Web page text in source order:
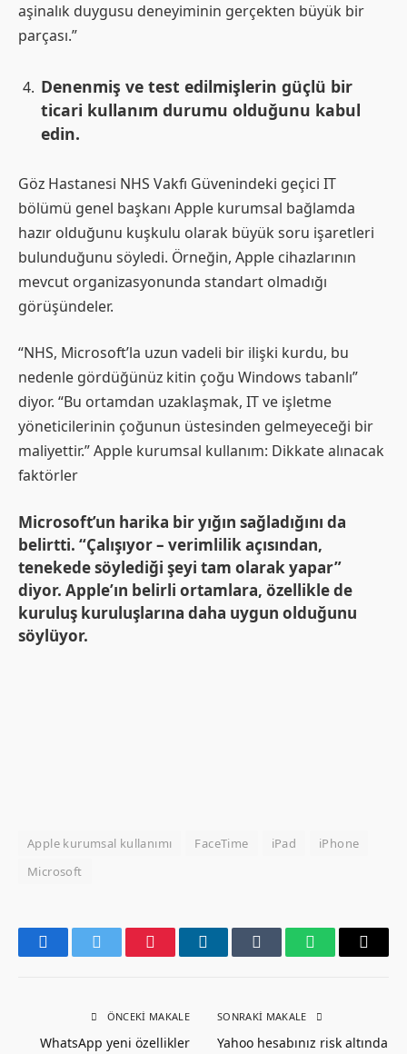
aşinalık duygusu deneyiminin gerçekten büyük bir
parçası.”
Denenmiş ve test edilmişlerin güçlü bir
ticari kullanım durumu olduğunu kabul
edin.
Göz Hastanesi NHS Vakfı Güvenindeki geçici IT
bölümü genel başkanı Apple kurumsal bağlamda
hazır olduğunu kuşkulu olarak büyük soru işaretleri
bulunduğunu söyledi. Örneğin, Apple cihazlarının
mevcut organizasyonunda standart olmadığı
görüşündeler.
“NHS, Microsoft’la uzun vadeli bir ilişki kurdu, bu
nedenle gördüğünüz kitin çoğu Windows tabanlı”
diyor. “Bu ortamdan uzaklaşmak, IT ve işletme
yöneticilerinin çoğunun üstesinden gelmeyeceği bir
maliyettir.” Apple kurumsal kullanım: Dikkate alınacak
faktörler
Microsoft’un harika bir yığın sağladığını da
belirtti. “Çalışıyor – verimlilik açısından,
tenekede söylediği şeyi tam olarak yapar”
diyor. Apple’ın belirli ortamlara, özellikle de
kuruluş kuruluşlarına daha uygun olduğunu
söylüyor.
Apple kurumsal kullanımı FaceTime iPad
iPhone
Microsoft
FacebookTwitter PinterestLinkedInTumblr WhatsAppEmail
ÖNCEKI MAKALE
WhatsApp yeni özellikler
SONRAKI MAKALE
Yahoo hesabınız risk altında